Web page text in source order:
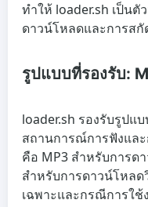
ทำให้ loader.sh เป็นตั
ดาวน์โหลดและการสกั
รูปแบบที่รองรับ:
loader.sh รองรับรูป
สถานการณ์การฟังแล
คือ MP3 สำหรับการด
สำหรับการดาวน์โหล
เฉพาะและกรณีการใ